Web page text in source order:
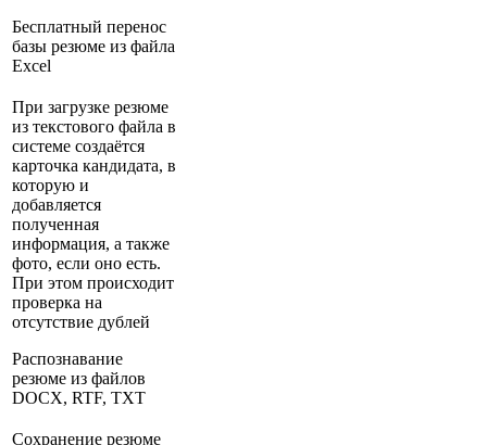
Бесплатный перенос
базы резюме из файла
Excel
При загрузке резюме
из текстового файла в
системе создаётся
карточка кандидата, в
которую и
добавляется
полученная
информация, а также
фото, если оно есть.
При этом происходит
проверка на
отсутствие дублей
Распознавание
резюме из файлов
DOCX, RTF, TXT
Сохранение резюме